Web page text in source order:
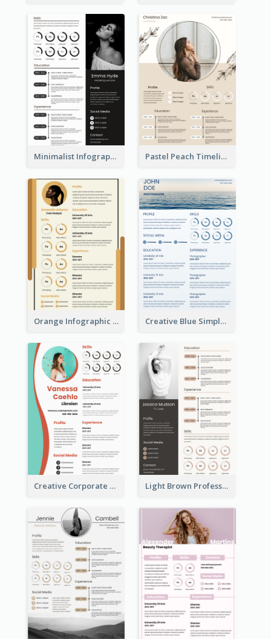
Minimalist Infographic Resume Pastel Peach Timeline Resume
Orange Infographic Market Analyst Resume Creative Blue Simple Resume
Creative Corporate Teal Resume Light Brown Professional Resume